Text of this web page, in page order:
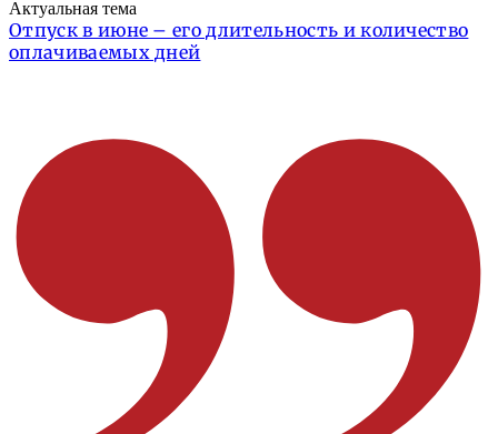
Актуальная тема
Отпуск в июне – его длительность и количество
оплачиваемых дней